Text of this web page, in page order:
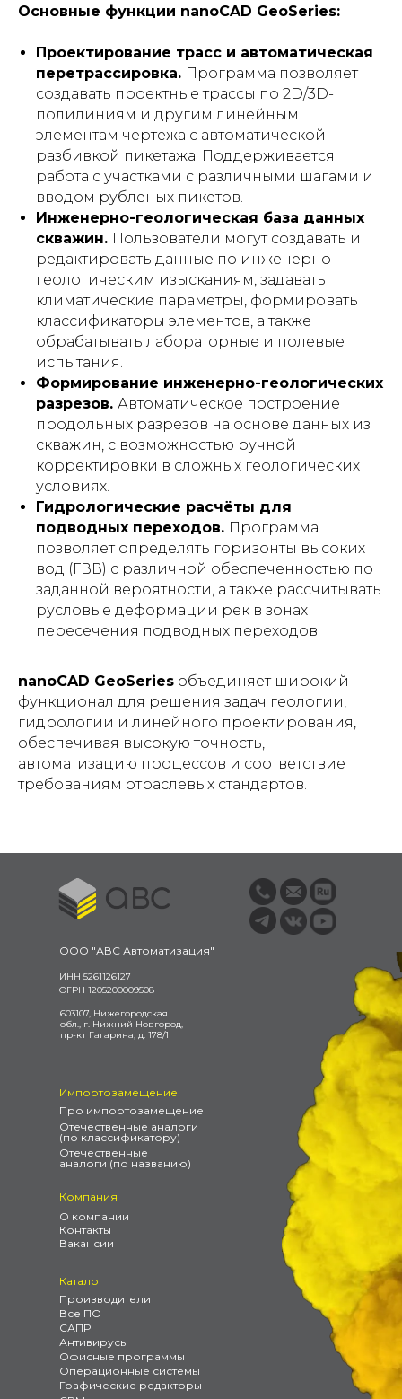
Основные функции nanoCAD GeoSeries:
Проектирование трасс и автоматическая
перетрассировка. Программа позволяет
создавать проектные трассы по 2D/3D-
полилиниям и другим линейным
элементам чертежа с автоматической
разбивкой пикетажа. Поддерживается
работа с участками с различными шагами и
вводом рубленых пикетов.
Инженерно-геологическая база данных
скважин. Пользователи могут создавать и
редактировать данные по инженерно-
геологическим изысканиям, задавать
климатические параметры, формировать
классификаторы элементов, а также
обрабатывать лабораторные и полевые
испытания.
Формирование инженерно-геологических
разрезов. Автоматическое построение
продольных разрезов на основе данных из
скважин, с возможностью ручной
корректировки в сложных геологических
условиях.
Гидрологические расчёты для
подводных переходов. Программа
позволяет определять горизонты высоких
вод (ГВВ) с различной обеспеченностью по
заданной вероятности, а также рассчитывать
русловые деформации рек в зонах
пересечения подводных переходов.
nanoCAD GeoSeries объединяет широкий
функционал для решения задач геологии,
гидрологии и линейного проектирования,
обеспечивая высокую точность,
автоматизацию процессов и соответствие
требованиям отраслевых стандартов.
ИНН 5261126127
ОГРН 1205200009508
ООО "АВС Автоматизация"
603107, Нижегородская
обл., г. Нижний Новгород,
пр-кт Гагарина, д. 178/1
Все ПО
Производители
Антивирусы
Офисные программы
Каталог
Операционные системы
САПР
Графические редакторы
Отечественные
аналоги (по названию)
Про импортозамещение
Импортозамещение
Отечественные аналоги
(по классификатору)
Контакты
О компании
Компания
Вакансии